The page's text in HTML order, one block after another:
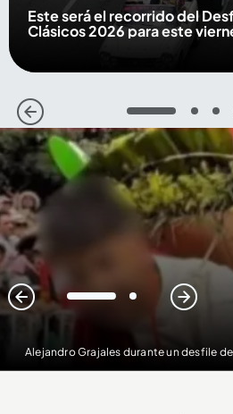
Este será el recorrido del
Clásicos 2026 para este
1 2 3
Alejandro Grajales durante un desfile
1 2